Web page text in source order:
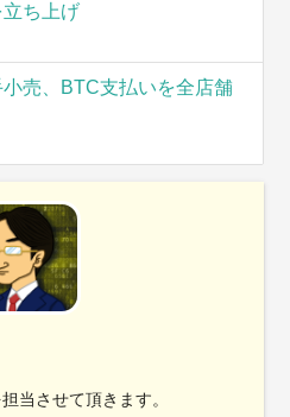
ち上げ
売、BTC支払いを全店舗
当させて頂きます。